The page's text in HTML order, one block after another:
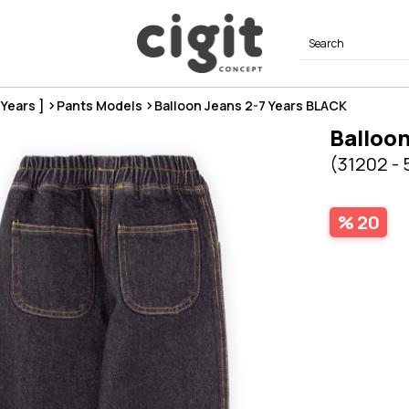
] Pants Models Balloon Jeans 2-7 Years BLACK
(31202 -
20